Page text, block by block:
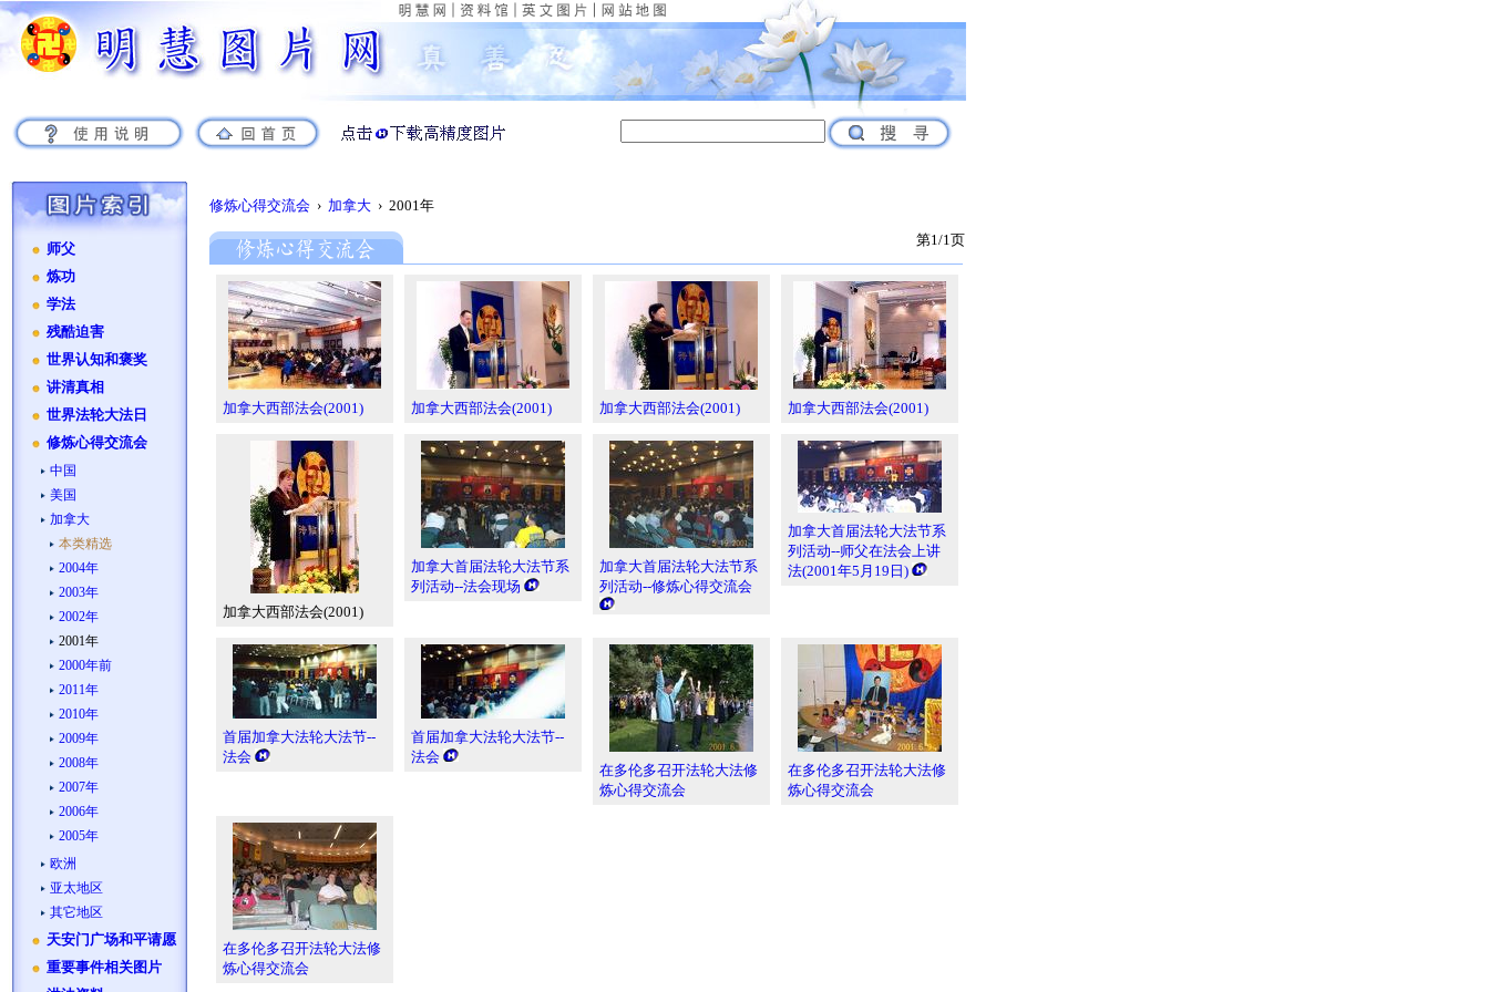
师父
炼功
学法
残酷迫害
世界认知和褒奖
讲清真相
世界法轮大法日
修炼心得交流会
中国
美国
加拿大
本类精选
2004年
2003年
2002年
2001年
2000年前
2011年
2010年
2009年
2008年
2007年
2006年
2005年
欧洲
亚太地区
其它地区
天安门广场和平请愿
重要事件相关图片
修炼心得交流会 › 加拿大 › 2001年
第1/1页
加拿大西部法会(2001) 加拿大西部法会(2001) 加拿大西部法会(2001) 加拿大西部法会(2001)
加拿大西部法会(2001)
加拿大首届法轮大法节系
列活动--法会现场
加拿大首届法轮大法节系
列活动--修炼心得交流会
加拿大首届法轮大法节系
列活动--师父在法会上讲
法(2001年5月19日)
首届加拿大法轮大法节--
法会
首届加拿大法轮大法节--
法会
在多伦多召开法轮大法修
炼心得交流会
在多伦多召开法轮大法修
炼心得交流会
在多伦多召开法轮大法修
炼心得交流会